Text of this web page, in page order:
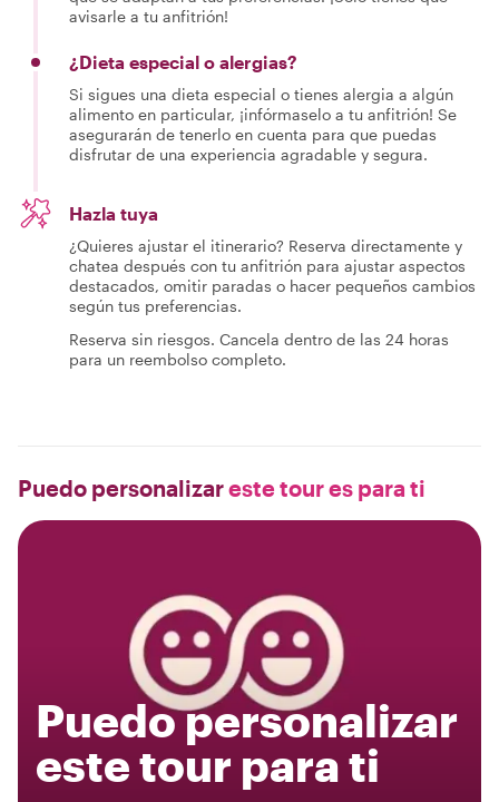
avisarle a tu anfitrión!
¿Dieta especial o alergias?
Si sigues una dieta especial o tienes alergia a algún
alimento en particular, ¡infórmaselo a tu anfitrión! Se
asegurarán de tenerlo en cuenta para que puedas
disfrutar de una experiencia agradable y segura.
Hazla tuya
¿Quieres ajustar el itinerario? Reserva directamente y
chatea después con tu anfitrión para ajustar aspectos
destacados, omitir paradas o hacer pequeños cambios
según tus preferencias.
Reserva sin riesgos. Cancela dentro de las 24 horas
para un reembolso completo.
Puedo personalizareste tour es para ti
Puedo personalizar
este tour para ti